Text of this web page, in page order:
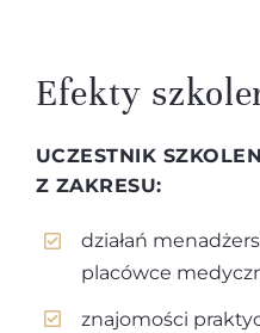
Efekty
UCZESTNIK
Z ZAKRESU:
działań
placówce
znajomości